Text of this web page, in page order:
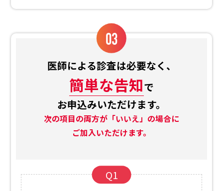
03
医師による診査は必要なく、
簡単な告知で
お申込みいただけます。
次の項目の両方が「いいえ」の場合に
ご加入いただけます。
Q1